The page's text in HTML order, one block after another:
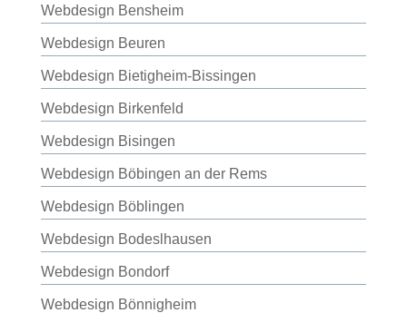
Webdesign Bensheim
Webdesign Beuren
Webdesign Bietigheim-Bissingen
Webdesign Birkenfeld
Webdesign Bisingen
Webdesign Böbingen an der Rems
Webdesign Böblingen
Webdesign Bodeslhausen
Webdesign Bondorf
Webdesign Bönnigheim